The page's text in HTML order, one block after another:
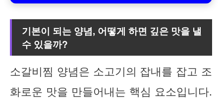
기본이 되는 양념, 어떻게 하면 깊은 맛을 낼
수 있을까?
소갈비찜 양념은 소고기의 잡내를 잡고 조
화로운 맛을 만들어내는 핵심 요소입니다.